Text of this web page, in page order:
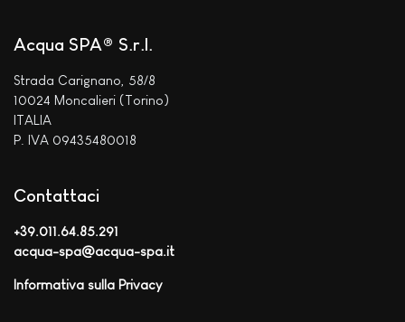
Acqua SPA® S.r.l.
Strada Carignano, 58/8
10024 Moncalieri (Torino)
ITALIA
P. IVA 09435480018
Contattaci
+39.011.64.85.291
acqua-spa@acqua-spa.it
Informativa sulla Privacy